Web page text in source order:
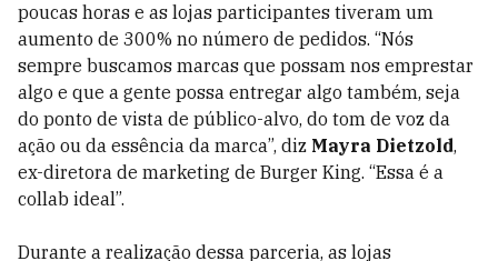
poucas horas e as lojas participantes tiveram um
aumento de 300% no número de pedidos. “Nós
sempre buscamos marcas que possam nos emprestar
algo e que a gente possa entregar algo também, seja
do ponto de vista de público-alvo, do tom de voz da
ação ou da essência da marca”, diz Mayra Dietzold,
ex-diretora de marketing de Burger King. “Essa é a
collab ideal”.
Durante a realização dessa parceria, as lojas